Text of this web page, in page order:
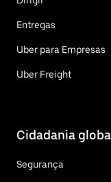
Entregas
Uber para Empresas
Uber Freight
Cidadania
Segurança